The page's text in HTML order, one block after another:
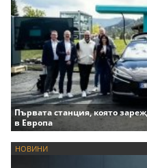
Първата станция, която
в Европа
НОВИНИ